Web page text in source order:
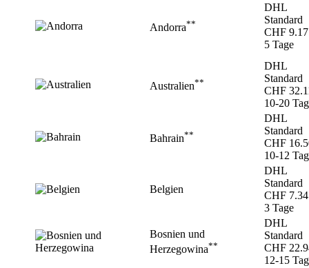
Andorra**
DHL
Standard
CHF 9.17
5 Tage
Australien**
DHL
Standard
CHF
10-20
Bahrain**
DHL
Standard
CHF
10-12
Belgien
DHL
Standard
CHF 7.34
3 Tage
Bosnien und
Herzegowina**
DHL
Standard
CHF
12-15